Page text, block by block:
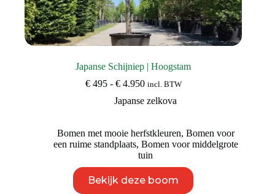
Japanse Schijniep | Hoogstam
€495 - €4.950Prijsklasse:
tot
incl. BTW
Japanse zelkova
Bomen met mooie herfstkleuren, Bomen voor
een ruime standplaats, Bomen voor middelgrote
tuin
Bekijk deze boom
product